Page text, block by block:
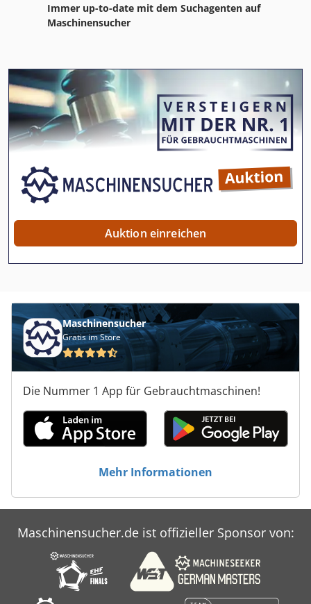
Immer up-to-date mit dem Suchagenten auf
Maschinensucher
Auktion einreichen
Maschinensucher
Gratis im Store
Die Nummer 1 App für Gebrauchtmaschinen!
Mehr Informationen
Maschinensucher.de ist offizieller Sponsor von: